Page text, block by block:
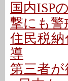
国内ISP
撃にも警
住民税納
導
第三者